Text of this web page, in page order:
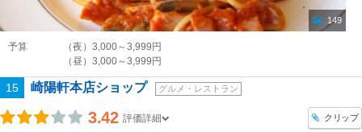
149
予算
（夜）3,000～3,999円
（昼）3,000～3,999円
15 崎陽軒本店ショップ グルメ・レストラン
3.42 評価詳細 クリップ